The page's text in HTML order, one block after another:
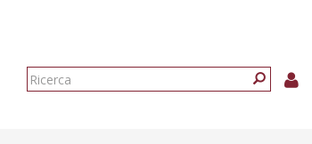
Form